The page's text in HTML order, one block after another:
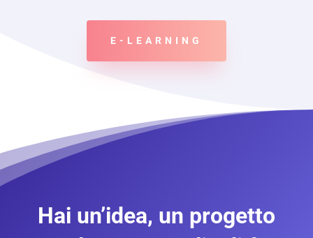
E-LEARNING
Hai un’idea, un progetto